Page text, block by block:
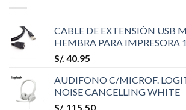
CABLE DE EXTENSIÓN USB
HEMBRA PARA IMPRESORA
S/. 40.95
AUDIFONO C/MICROF.
NOISE CANCELLING WHITE
S/. 115.50